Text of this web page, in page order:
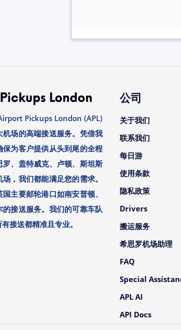
Pickups London (APL)
场的高端接送服务。凭借我
为客户提供从头到尾的全程
罗、盖特威克、卢顿、斯坦斯
，我们都能满足您的需求。
主要邮轮港口如南安普顿、
接送服务。我们的可靠车队
接送都精准且专业。
公司
关于我们
联系我们
每日游
使用条款
隐私政策
Drivers
搬运服务
希思罗机场助理
FAQ
Special
APL AI
API Docs